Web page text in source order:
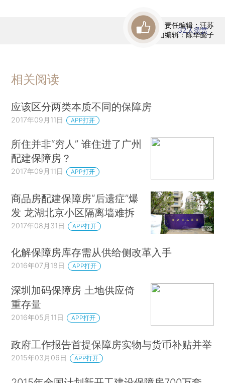
责任编辑：汪苏
版面编辑：陈华懿子
32人赞赏
相关阅读
应该区分两类本质不同的保障房
2017年09月11日 APP打开
所住并非“穷人” 谁住进了广州
配建保障房？
2017年09月11日 APP打开
商品房配建保障房“后遗症”爆
发 龙湖北京小区隔离墙难拆
2017年08月31日 APP打开
化解保障房库存需从供给侧改革入手
2016年07月18日 APP打开
深圳加码保障房 土地供应倚
重存量
2016年05月11日 APP打开
政府工作报告首提保障房实物与货币补贴并举
2015年03月06日 APP打开